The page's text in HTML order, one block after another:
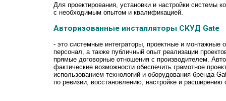
Для проектирования, установки и настройки
с необходимым опытом и квалификацией.
Авторизованные инсталляторы СКУД Gate
- это системные интеграторы, проектные и
персонал, а также публичный опыт реализации
прямые договорные отношения с производителем.
фактические возможности обеспечить грамотное
использованием технологий и оборудования бренда
по ревизии, восстановлению, настройке и